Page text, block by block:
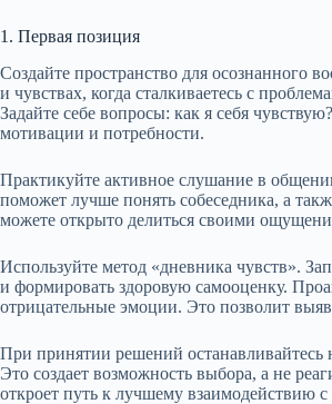
1. Первая позиция
Создайте пространство для осознанного
и чувствах, когда сталкиваетесь с
Задайте себе вопросы: как я себя
мотивации и потребности.
Практикуйте активное слушание в
поможет лучше понять собеседника, а
можете открытo делиться своими
Используйте метод «дневника чувств».
и формировать здоровую самооценку.
отрицательные эмоции. Это позволит
При принятии решений
Это создает возможность выбора, а не
откроет путь к лучшему